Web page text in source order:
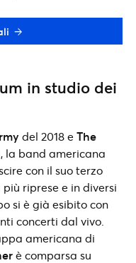
in studio dei
del 2018 eThe
la band americana
con il suo terzo
riprese e in diversi
si è già esibito con
concerti dal vivo.
americana di
è comparsa su